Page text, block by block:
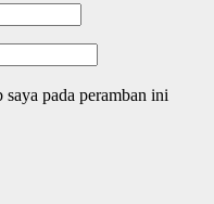
pada peramban ini